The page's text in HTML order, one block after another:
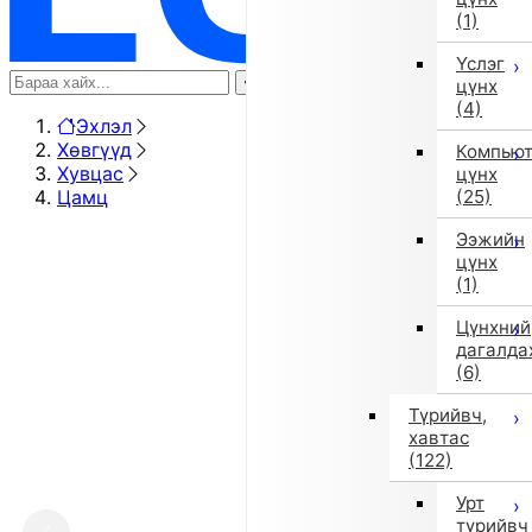
(1)
Үслэг
цүнх
(4)
цүнх
(25)
Ээжийн
цүнх
(1)
Цүнхний
(6)
Түрийвч,
хавтас
(122)
Урт
түрийвч
Эхлэл
Хөвгүүд
Хувцас
Цамц